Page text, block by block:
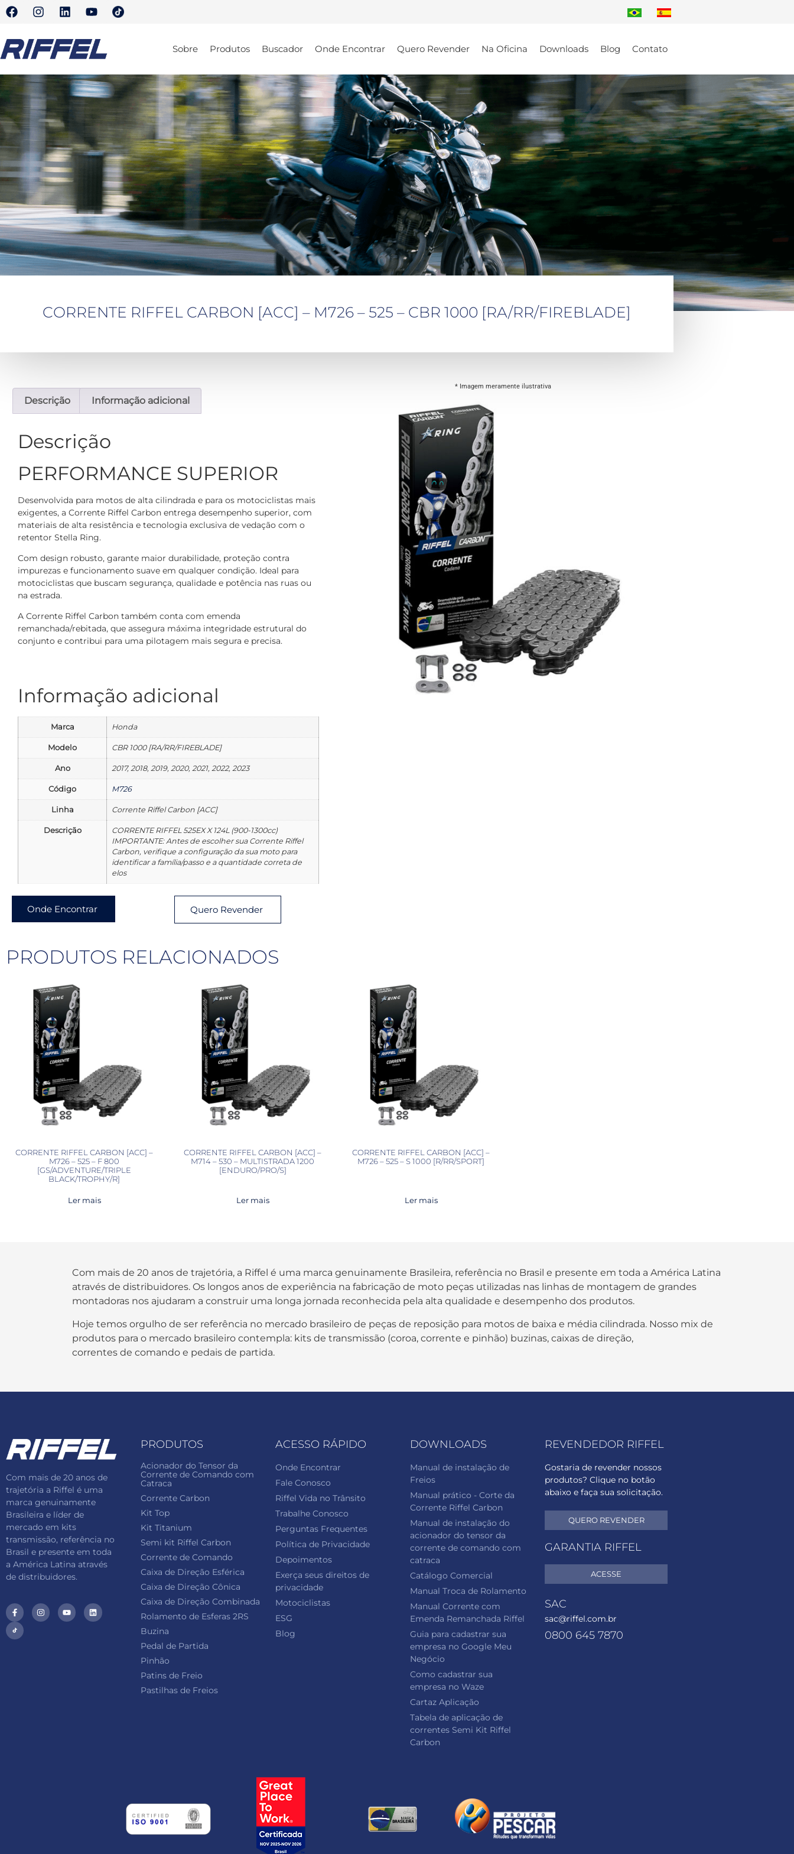
Sobre Produtos Buscador Onde Encontrar Quero Revender Na Oficina Downloads Blog Contato
CORRENTE RIFFEL CARBON [ACC] – M726 – 525 – CBR 1000 [RA/RR/FIREBLADE]
Descrição Informação adicional
Descrição
PERFORMANCE SUPERIOR
Desenvolvida para motos de alta cilindrada e para os motociclistas mais
exigentes, a Corrente Riffel Carbon entrega desempenho superior, com
materiais de alta resistência e tecnologia exclusiva de vedação com o
retentor Stella Ring.
Com design robusto, garante maior durabilidade, proteção contra
impurezas e funcionamento suave em qualquer condição. Ideal para
motociclistas que buscam segurança, qualidade e potência nas ruas ou
na estrada.
A Corrente Riffel Carbon também conta com emenda
remanchada/rebitada, que assegura máxima integridade estrutural do
conjunto e contribui para uma pilotagem mais segura e precisa.
Informação adicional
Marca Honda
Modelo CBR 1000 [RA/RR/FIREBLADE]
Ano 2017, 2018, 2019, 2020, 2021, 2022, 2023
Código M726
Linha Corrente Riffel Carbon [ACC]
Descrição
CORRENTE RIFFEL 525EX X 124L (900-1300cc)
IMPORTANTE: Antes de escolher sua Corrente Riffel
Carbon, verifique a configuração da sua moto para
identificar a família/passo e a quantidade correta de
elos
Onde Encontrar Quero Revender
* Imagem meramente ilustrativa
PRODUTOS RELACIONADOS
CORRENTE RIFFEL CARBON [ACC] –
M726 – 525 – F 800
[GS/ADVENTURE/TRIPLE
BLACK/TROPHY/R]
Ler mais
CORRENTE RIFFEL CARBON [ACC] –
M714 – 530 – MULTISTRADA 1200
[ENDURO/PRO/S]
Ler mais
CORRENTE RIFFEL CARBON [ACC] –
M726 – 525 – S 1000 [R/RR/SPORT]
Ler mais
Com mais de 20 anos de trajetória, a Riffel é uma marca genuinamente Brasileira, referência no Brasil e presente em toda a América Latina
através de distribuidores. Os longos anos de experiência na fabricação de moto peças utilizadas nas linhas de montagem de grandes
montadoras nos ajudaram a construir uma longa jornada reconhecida pela alta qualidade e desempenho dos produtos.
Hoje temos orgulho de ser referência no mercado brasileiro de peças de reposição para motos de baixa e média cilindrada. Nosso mix de
produtos para o mercado brasileiro contempla: kits de transmissão (coroa, corrente e pinhão) buzinas, caixas de direção,
correntes de comando e pedais de partida.
Com mais de 20 anos de
trajetória a Riffel é uma
marca genuinamente
Brasileira e líder de
mercado em kits
transmissão, referência no
Brasil e presente em toda
a América Latina através
de distribuidores.
PRODUTOS
Acionador do Tensor da
Corrente de Comando com
Catraca
Corrente Carbon
Kit Top
Kit Titanium
Semi kit Riffel Carbon
Corrente de Comando
Caixa de Direção Esférica
Caixa de Direção Cônica
Caixa de Direção Combinada
Rolamento de Esferas 2RS
Buzina
Pedal de Partida
Pinhão
Patins de Freio
Pastilhas de Freios
ACESSO RÁPIDO
Onde Encontrar
Fale Conosco
Riffel Vida no Trânsito
Trabalhe Conosco
Perguntas Frequentes
Política de Privacidade
Depoimentos
Exerça seus direitos de
privacidade
Motociclistas
ESG
Blog
DOWNLOADS
Manual de instalação de
Freios
Manual prático - Corte da
Corrente Riffel Carbon
Manual de instalação do
acionador do tensor da
corrente de comando com
catraca
Catálogo Comercial
Manual Troca de Rolamento
Manual Corrente com
Emenda Remanchada Riffel
Guia para cadastrar sua
empresa no Google Meu
Negócio
Como cadastrar sua
empresa no Waze
Cartaz Aplicação
Tabela de aplicação de
correntes Semi Kit Riffel
Carbon
REVENDEDOR RIFFEL
Gostaria de revender nossos
produtos? Clique no botão
abaixo e faça sua solicitação.
QUERO REVENDER
GARANTIA RIFFEL
ACESSE
SAC
sac@riffel.com.br
0800 645 7870